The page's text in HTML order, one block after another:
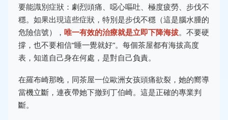
要能識別症狀：劇烈頭痛、噁心嘔吐、極度疲勞、步伐不
穩。如果出現這些症狀，特別是步伐不穩（這是腦水腫的
危險信號）， 唯一有效的治療就是立即下降海拔。不要硬
撐，也不要相信“睡一覺就好”。每個茶屋都有海拔高度
表，知道自己身在何處，是對自己負責。
在羅布崎那晚，同茶屋一位歐洲女孩頭痛欲裂，她的嚮導
當機立斷，連夜帶她下撤到丁伯崎。這是正確的專業判
斷。